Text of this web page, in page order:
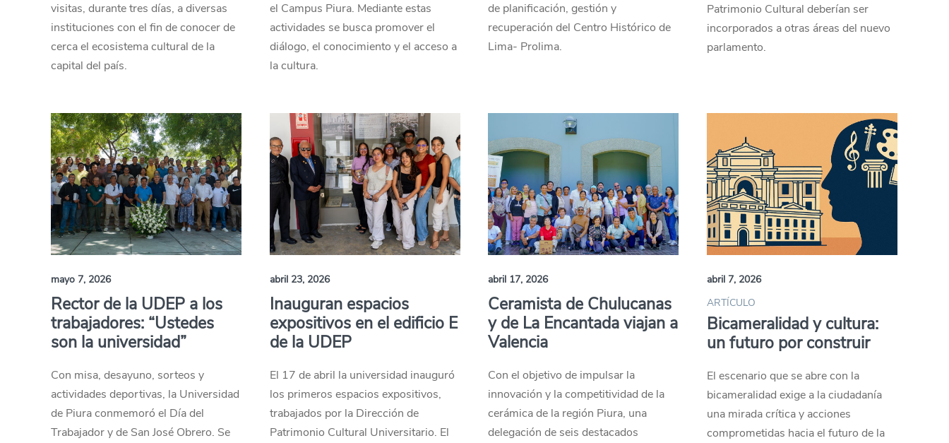
visitas, durante tres días, a diversas
instituciones con el fin de conocer de
cerca el ecosistema cultural de la
capital del país.
el Campus Piura. Mediante estas
actividades se busca promover el
diálogo, el conocimiento y el acceso a
la cultura.
de planificación, gestión y
recuperación del Centro Histórico de
Lima- Prolima.
Patrimonio Cultural deberían ser
incorporados a otras áreas del nuevo
parlamento.
mayo 7, 2026
Rector de la UDEP a los
trabajadores: “Ustedes
son la universidad”
Con misa, desayuno, sorteos y
actividades deportivas, la Universidad
de Piura conmemoró el Día del
Trabajador y de San José Obrero. Se
abril 23, 2026
Inauguran espacios
expositivos en el edificio E
de la UDEP
El 17 de abril la universidad inauguró
los primeros espacios expositivos,
trabajados por la Dirección de
Patrimonio Cultural Universitario. El
abril 17, 2026
Ceramista de Chulucanas
y de La Encantada viajan a
Valencia
Con el objetivo de impulsar la
innovación y la competitividad de la
cerámica de la región Piura, una
delegación de seis destacados
abril 7, 2026
ARTÍCULO
Bicameralidad y cultura:
un futuro por construir
El escenario que se abre con la
bicameralidad exige a la ciudadanía
una mirada crítica y acciones
comprometidas hacia el futuro de la